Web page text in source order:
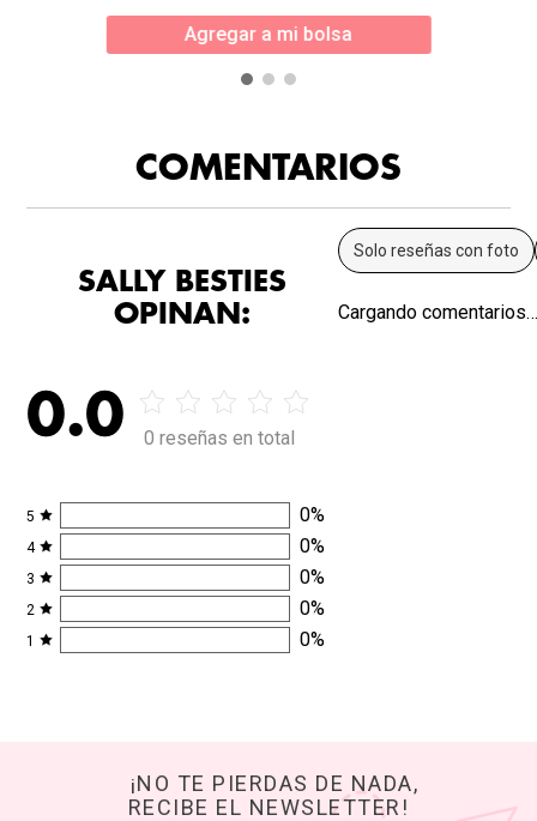
Agregar a mi bolsa
COMENTARIOS
SALLY BESTIES
OPINAN:
0.0 0 reseñas en total
5 0%
4 0%
3 0%
2 0%
1 0%
Solo reseñas con foto
Cargando
¡NO TE PIERDAS DE NADA,
RECIBE EL NEWSLETTER!